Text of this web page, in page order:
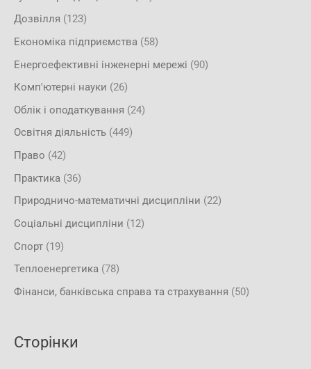
Дозвілля (123)
Економіка підприємства (58)
Енергоефективні інженерні мережі (90)
Комп'ютерні науки (26)
Облік і оподаткування (24)
Освітня діяльність (449)
Право (42)
Практика (36)
Природничо-математичні дисципліни (22)
Соціальні дисципліни (12)
Спорт (19)
Теплоенергетика (78)
Фінанси, банківська справа та страхування (50)
Сторінки